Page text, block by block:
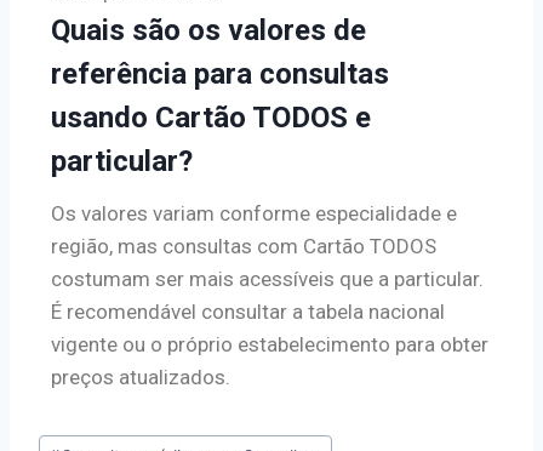
Quais são os valores de
referência para consultas
usando Cartão TODOS e
particular?
Os valores variam conforme especialidade e
região, mas consultas com Cartão TODOS
costumam ser mais acessíveis que a particular.
É recomendável consultar a tabela nacional
vigente ou o próprio estabelecimento para obter
preços atualizados.